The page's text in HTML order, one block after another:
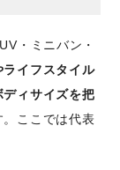
・ミニバン・
ライフスタイル
ィサイズを把
ここでは代表